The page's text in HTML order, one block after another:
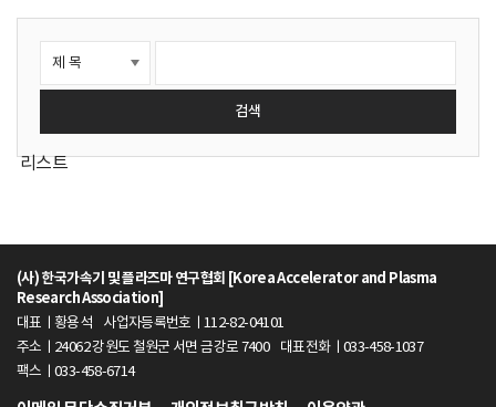
마
연
구
협
[
K
o
검색
리스트
(사) 한국가속기 및 플라즈마 연구협회 [Korea Accelerator and Plasma
Research Association]
대표ㅣ황용석
사업자등록번호ㅣ112-82-04101
주소ㅣ24062 강원도 철원군 서면 금강로 7400
대표전화ㅣ033-458-1037
팩스ㅣ033-458-6714